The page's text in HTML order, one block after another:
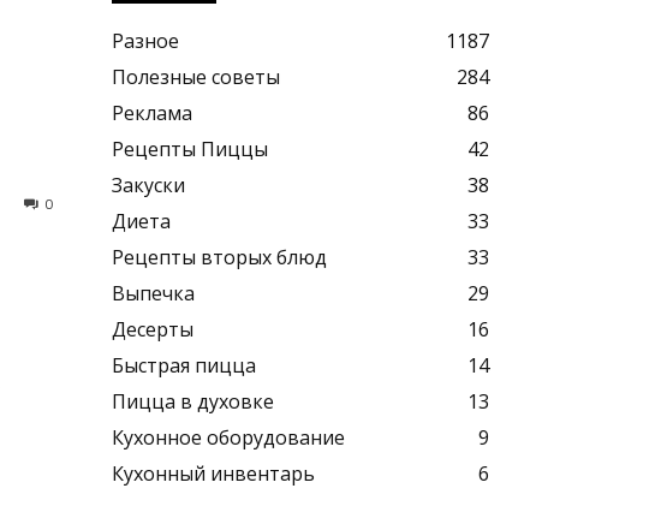
0
Разное
1187
Полезные советы
284
Реклама
86
Рецепты Пиццы
42
Закуски
38
Диета
33
Рецепты вторых блюд
33
Выпечка
29
Десерты
16
Быстрая пицца
14
Пицца в духовке
13
Кухонное оборудование
9
Кухонный инвентарь
6